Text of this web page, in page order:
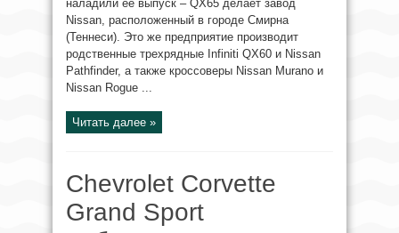
наладили ее выпуск – QX65 делает завод
Nissan, расположенный в городе Смирна
(Теннеси). Это же предприятие производит
родственные трехрядные Infiniti QX60 и Nissan
Pathfinder, а также кроссоверы Nissan Murano и
Nissan Rogue ...
Читать далее »
Chevrolet Corvette
Grand Sport